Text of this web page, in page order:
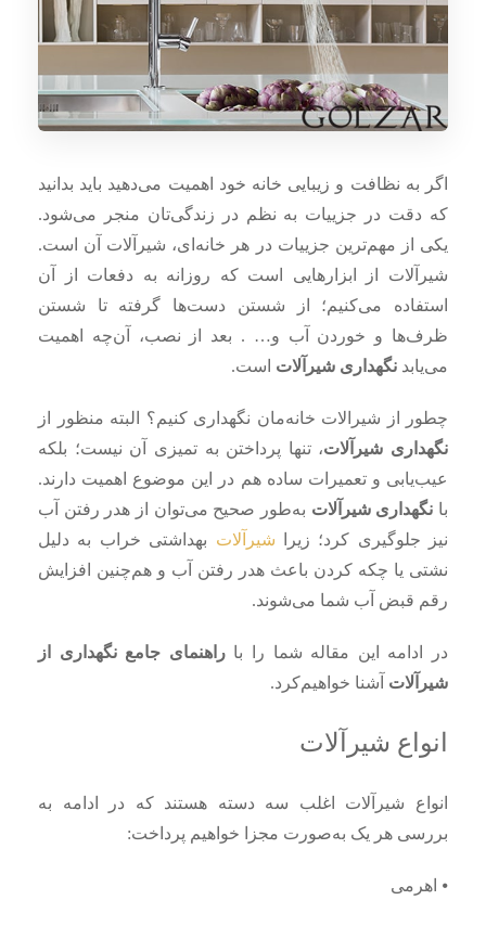
اگر به نظافت و زیبایی خانه خود اهمیت می‌دهید باید بدانید
که دقت در جزییات به نظم در زندگی‌تان منجر می‌شود.
یکی از مهم‌ترین جزییات در هر خانه‌ای، شیرآلات آن است.
شیرآلات از ابزارهایی است که روزانه به دفعات از آن‌
استفاده می‌کنیم؛ از شستن دست‌ها گرفته تا شستن
ظرف‌ها و خوردن آب و… . بعد از نصب، آن‌چه اهمیت
می‌یابد نگهداری شیرآلات است.
چطور از شیرالات خانه‌مان نگهداری کنیم؟
البته منظور از
نگهداری شیرآلات، تنها پرداختن به تمیزی آن نیست؛ بلکه
عیب‌یابی و تعمیرات ساده هم در این موضوع اهمیت دارند‌.
با نگهداری شیرآلات به‌طور صحیح می‌توان از هدر رفتن آب
نیز جلوگیری کرد؛ زیرا شیرآلات بهداشتی خراب به دلیل
نشتی یا چکه کردن باعث هدر رفتن آب و هم‌چنین افزایش
رقم قبض آب شما می‌شوند.
در ادامه‌ این مقاله شما را باراهنمای جامع نگهداری از
شیرآلات آشنا خواهیم‌کرد.
انواع شیرآلات
انواع شیرآلات اغلب سه دسته هستند که در ادامه به
بررسی هر یک به‌صورت مجزا خواهیم‌ پرداخت:
⦁ اهرمی